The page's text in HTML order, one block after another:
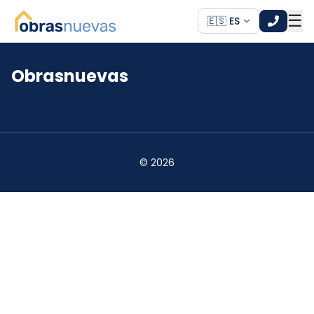
🇪🇸 ES ☰
*
Obrasnuevas
© 2026